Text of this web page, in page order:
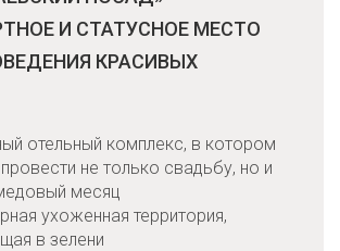
И СТАТУСНОЕ МЕСТО
КРАСИВЫХ
отельный комплекс, в котором
не только свадьбу, но и
месяц
ухоженная территория,
в зелени